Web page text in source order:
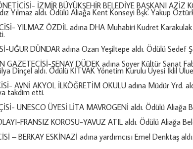
İZMİR BÜYÜKŞEHİR BELEDİYE BAŞKANI AZİZ
Yılmaz aldı. Ödülü Aliağa Kent Konseyi Bşk. Yakup
YILMAZ ÖZDİL adına DHA Muhabiri Kudret
UĞUR DÜNDAR adına Ozan Yeşiltepe aldı. Ödülü Sedef
GAZETECİSİ-ŞENAY DÜDEK adına Soyer Kültür Sanat
Dinçel aldı. Ödülü KİTVAK Yönetim Kurulu Üyesi İklil
AVNİ AKYOL İLKÖĞRETİM OKULU adına Müdür Yrd.
takdim etti.
UNESCO ÜYESİ LİTA MAVROGENİ aldı. Ödülü
FRANSIZ KOROSU-YAVUZ ATIL aldı. Ödülü Aliağa
– BERKAY ESKİNAZİ adına yardımcısı Emel Denktaş